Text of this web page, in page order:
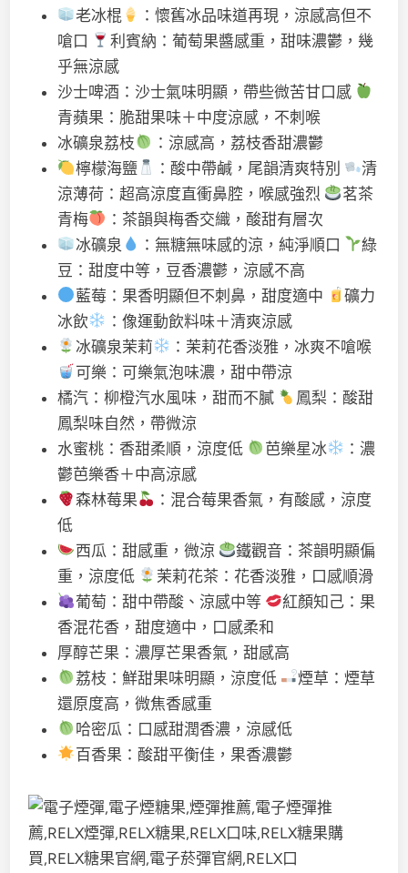
老冰棍
：懷舊冰品味道再現，涼感高但不
嗆口
利賓納：葡萄果醬感重，甜味濃鬱，幾
乎無涼感
沙士啤酒：沙士氣味明顯，帶些微苦甘口感
青蘋果：脆甜果味＋中度涼感，不刺喉
冰礦泉荔枝
：涼感高，荔枝香甜濃鬱
檸檬海鹽
：酸中帶鹹，尾韻清爽特別
清
涼薄荷：超高涼度直衝鼻腔，喉感強烈
茗茶
青梅
：茶韻與梅香交織，酸甜有層次
冰礦泉
：無糖無味感的涼，純淨順口
綠
豆：甜度中等，豆香濃鬱，涼感不高
藍莓：果香明顯但不刺鼻，甜度適中
礦力
冰飲
：像運動飲料味＋清爽涼感
冰礦泉茉莉
：茉莉花香淡雅，冰爽不嗆喉
可樂：可樂氣泡味濃，甜中帶涼
橘汽：柳橙汽水風味，甜而不膩
鳳梨：酸甜
鳳梨味自然，帶微涼
水蜜桃：香甜柔順，涼度低
芭樂星冰
：濃
鬱芭樂香＋中高涼感
森林莓果
：混合莓果香氣，有酸感，涼度
低
西瓜：甜感重，微涼
鐵觀音：茶韻明顯偏
重，涼度低
茉莉花茶：花香淡雅，口感順滑
葡萄：甜中帶酸、涼感中等
紅顏知己：果
香混花香，甜度適中，口感柔和
厚醇芒果：濃厚芒果香氣，甜感高
荔枝：鮮甜果味明顯，涼度低
煙草：煙草
還原度高，微焦香感重
哈密瓜：口感甜潤香濃，涼感低
百香果：酸甜平衡佳，果香濃鬱